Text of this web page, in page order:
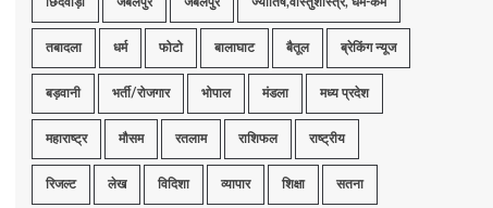
तबादला धर्म फोटो बालाघाट बैतूल ब्रेकिंग न्यूज
बड़वानी भर्ती/रोजगार भोपाल मंडला मध्य प्रदेश
महाराष्ट्र मौसम रतलाम राशिफल राष्ट्रीय
रिजल्ट लेख विदिशा व्यापार शिक्षा सतना